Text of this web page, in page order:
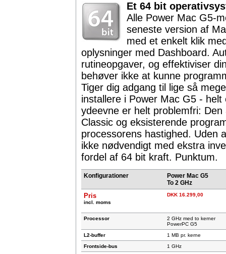
Et 64 bit
Alle Power Mac G5-
seneste version af
med et enkelt klik
oplysninger med Dashboard.
rutineopgaver, og effektiviser
behøver ikke at kunne
Tiger dig adgang til lige så
installere i Power Mac G5 -
ydeevne er helt problemfri:
Classic og eksisterende
processorens hastighed. Uden
ikke nødvendigt med ekstra
fordel af 64 bit kraft. Punktum.
Konfigurationer
Power Mac G5
To 2 GHz
Pris
incl. moms
DKK 16.299,00
Processor
2 GHz med to kerner
PowerPC G5
L2-buffer
1 MB pr. kerne
Frontside-bus
1 GHz